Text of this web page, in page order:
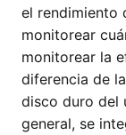
el rendimiento
monitorear
monitorear la
diferencia de
disco duro del
general, se